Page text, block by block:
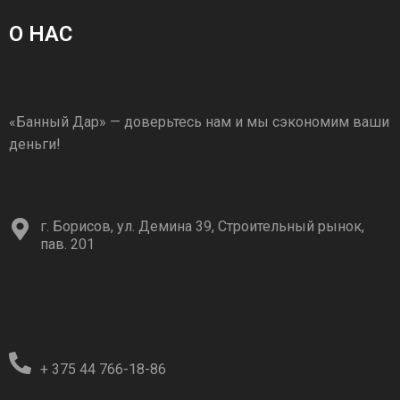
О НАС
«Банный Дар» — доверьтесь нам и мы сэкономим ваши
деньги!
г. Борисов, ул. Демина 39, Строительный рынок,
пав. 201
+ 375 44 766-18-86